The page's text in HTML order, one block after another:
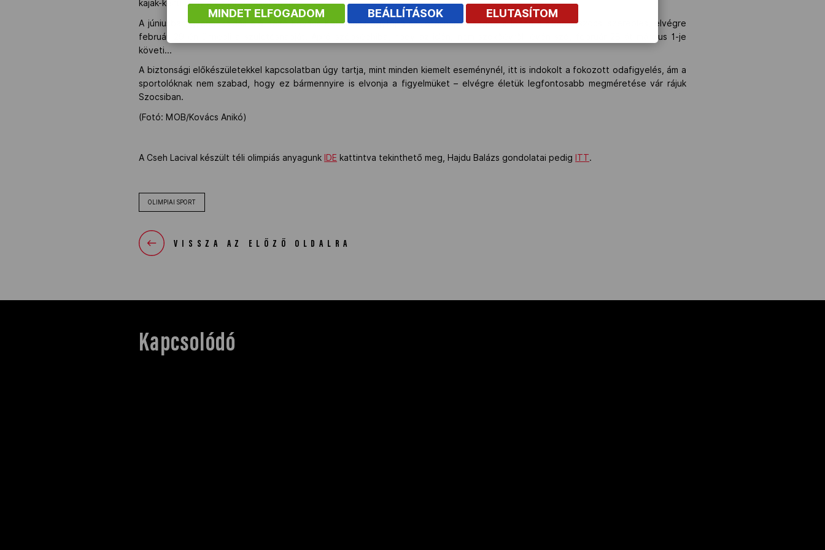
kajak-kenu vagy a vízilabda esetében.”
A júniusban gyermekáldás elé néző Kovács Katalinnak egyfajta születésnapi ajándék is lenne a sikeres szocsi szereplés, elvégre
február 29-én ünnepli a születésnapját. Apró szépséghiba, hogy az idén, nem szökőévről lévén szó, február 28-át március 1-je
követi...
A biztonsági előkészületekkel kapcsolatban úgy tartja, mint minden kiemelt eseménynél, itt is indokolt a fokozott odafigyelés, ám a
sportolóknak nem szabad, hogy ez bármennyire is elvonja a figyelmüket – elvégre életük legfontosabb megméretése vár rájuk
Szocsiban.
(Fotó: MOB/Kovács Anikó)
A Cseh Lacival készült téli olimpiás anyagunk IDE kattintva tekinthető meg, Hajdu Balázs gondolatai pedig ITT.
OLIMPIAI SPORT
VISSZA AZ ELŐZŐ OLDALRA
Kapcsolódó
MINDET ELFOGADOM BEÁLLÍTÁSOK ELUTASÍTOM